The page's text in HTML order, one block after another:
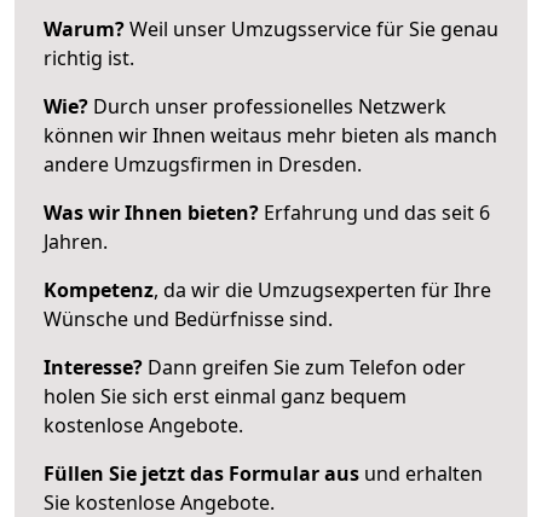
Warum?Weil unser Umzugsservice für Sie genau
richtig ist.
Wie? Durch unser professionelles Netzwerk
können wir Ihnen weitaus mehr bieten als manch
andere Umzugsfirmen in Dresden.
Was wir Ihnen bieten? Erfahrung und das seit 6
Jahren.
Kompetenz, da wir die Umzugsexperten für Ihre
Wünsche und Bedürfnisse sind.
Interesse? Dann greifen Sie zum Telefon oder
holen Sie sich erst einmal ganz bequem
kostenlose Angebote.
Füllen Sie jetzt das Formular aus und erhalten
Sie kostenlose Angebote.